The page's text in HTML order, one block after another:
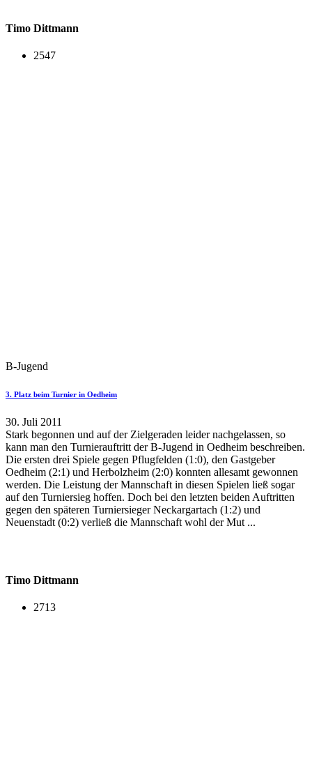
Timo Dittmann
2547
B-Jugend
3. Platz beim Turnier in Oedheim
30. Juli 2011
Stark begonnen und auf der Zielgeraden leider nachgelassen, so
kann man den Turnierauftritt der B-Jugend in Oedheim beschreiben.
Die ersten drei Spiele gegen Pflugfelden (1:0), den Gastgeber
Oedheim (2:1) und Herbolzheim (2:0) konnten allesamt gewonnen
werden. Die Leistung der Mannschaft in diesen Spielen ließ sogar
auf den Turniersieg hoffen. Doch bei den letzten beiden Auftritten
gegen den späteren Turniersieger Neckargartach (1:2) und
Neuenstadt (0:2) verließ die Mannschaft wohl der Mut ...
Timo Dittmann
2713